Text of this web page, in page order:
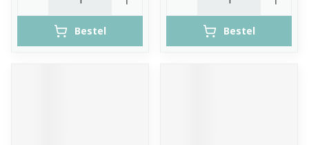
Bestel Bestel